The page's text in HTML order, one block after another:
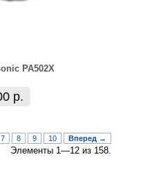
PA502X
р.
7 8 9 10 Вперед →
Элементы 1—12 из 158.